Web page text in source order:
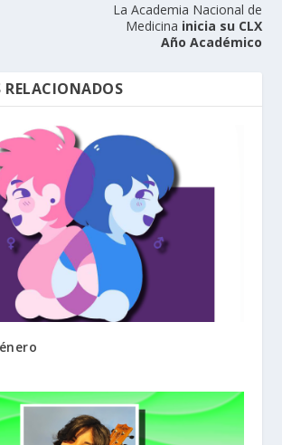
La Academia Nacional de
Medicina inicia su CLX
Año Académico